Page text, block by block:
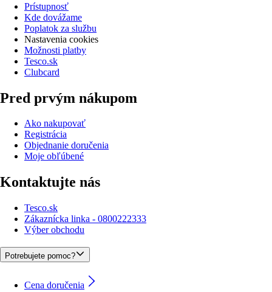
Prístupnosť
Kde dovážame
Poplatok za službu
Nastavenia cookies
Možnosti platby
Tesco.sk
Clubcard
Pred prvým nákupom
Ako nakupovať
Registrácia
Objednanie doručenia
Moje obľúbené
Kontaktujte nás
Tesco.sk
Zákaznícka linka - 0800222333
Výber obchodu
Potrebujete pomoc?
Cena doručenia